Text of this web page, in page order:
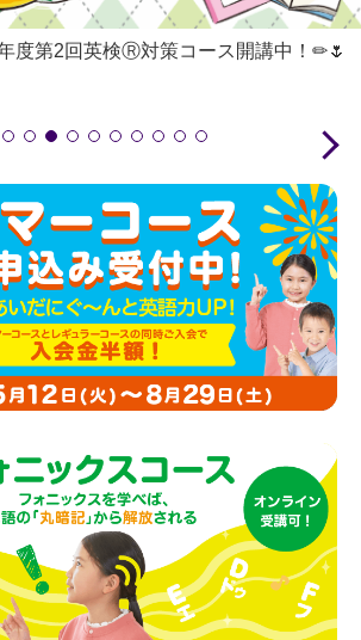
回英検Ⓡ対策コース開講中！✏🌷